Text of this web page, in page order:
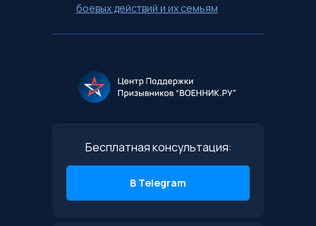
Бесплатная консультация:
В Telegram
боевых действий и их семьям